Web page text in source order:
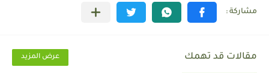
مقالات قد تهمك عرض المزيد